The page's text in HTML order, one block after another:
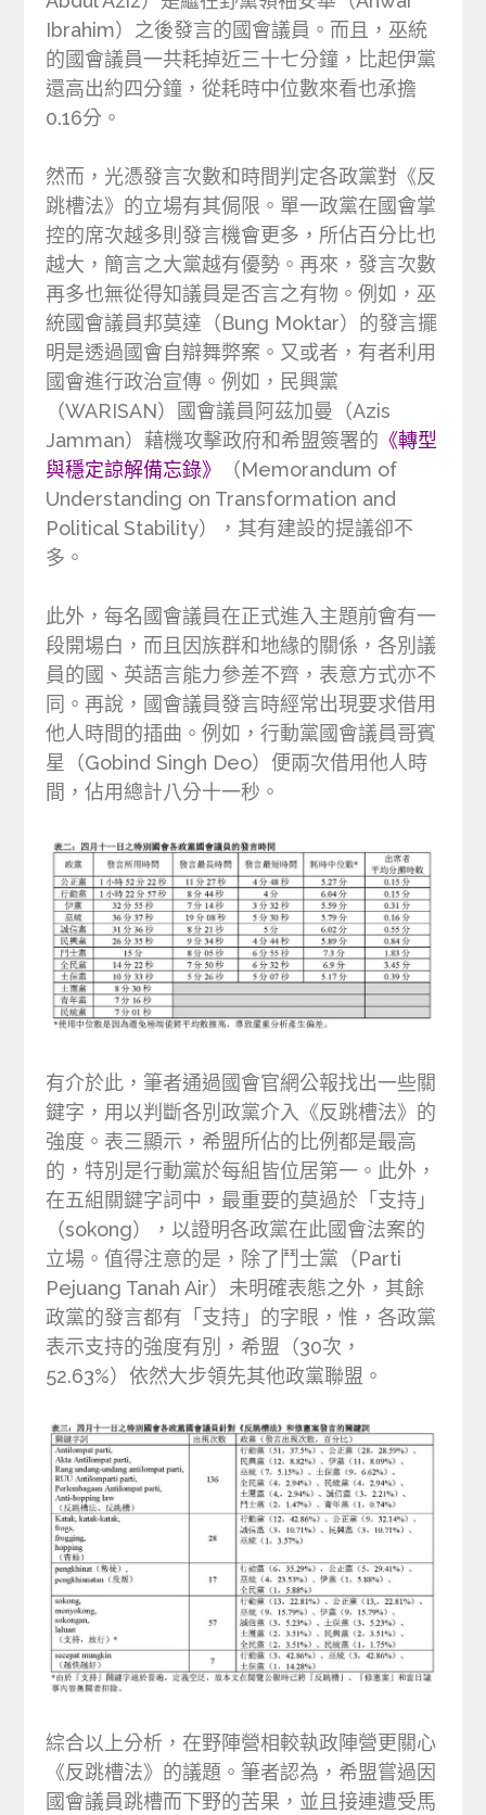
Ibrahim）之後發言的國會議員。而且，巫統
的國會議員一共耗掉近三十七分鐘，比起伊黨
還高出約四分鐘，從耗時中位數來看也承擔
0.16分。
然而，光憑發言次數和時間判定各政黨對《反
跳槽法》的立場有其侷限。單一政黨在國會掌
控的席次越多則發言機會更多，所佔百分比也
越大，簡言之大黨越有優勢。再來，發言次數
再多也無從得知議員是否言之有物。例如，巫
統國會議員邦莫達（Bung Moktar）的發言擺
明是透過國會自辯舞弊案。又或者，有者利用
國會進行政治宣傳。例如，民興黨
（WARISAN）國會議員阿茲加曼（Azis
Jamman）藉機攻擊政府和希盟簽署的 《轉型
與穩定諒解備忘錄》
（Memorandum of
Understanding on Transformation and
Political Stability），其有建設的提議卻不
多。
此外，每名國會議員在正式進入主題前會有一
段開場白，而且因族群和地緣的關係，各別議
員的國、英語言能力參差不齊，表意方式亦不
同。再說，國會議員發言時經常出現要求借用
他人時間的插曲。例如，行動黨國會議員哥賓
星（Gobind Singh Deo）便兩次借用他人時
間，佔用總計八分十一秒。
有介於此，筆者通過國會官網公報找出一些關
鍵字，用以判斷各別政黨介入《反跳槽法》的
強度。表三顯示，希盟所佔的比例都是最高
的，特別是行動黨於每組皆位居第一。此外，
在五組關鍵字詞中，最重要的莫過於「支持」
（sokong），以證明各政黨在此國會法案的
立場。值得注意的是，除了鬥士黨（Parti
Pejuang Tanah Air）未明確表態之外，其餘
政黨的發言都有「支持」的字眼，惟，各政黨
表示支持的強度有別，希盟（30次，
52.63%）依然大步領先其他政黨聯盟。
綜合以上分析，在野陣營相較執政陣營更關心
《反跳槽法》的議題。筆者認為，希盟嘗過因
國會議員跳槽而下野的苦果，並且接連遭受馬